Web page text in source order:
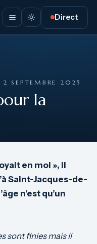
Direct
SEPTEMBRE 2025
la
en moi », il
Saint-Jacques-de-
n’est qu’un
sont finies mais il